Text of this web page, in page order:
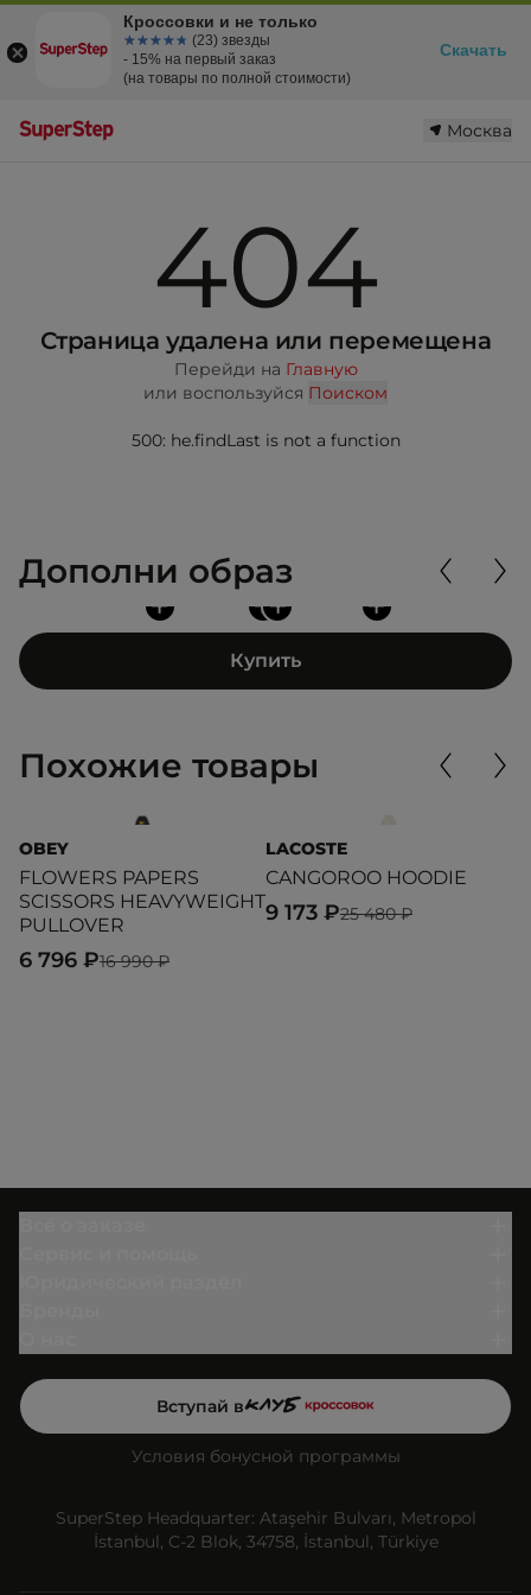
Москва
404
Страница удалена или перемещена
Перейди на Главную
или воспользуйся Поиском
500: he.findLast is not a function
Дополни образ
+
+
+ +
Купить
Похожие товары
OBEY
FLOWERS PAPERS
SCISSORS HEAVYWEIGHT
PULLOVER
16 990 ₽
6 796 ₽
LACOSTE
CANGOROO HOODIE
25 480 ₽
9 173 ₽
Вступай в
Условия бонусной программы
SuperStep Headquarter: Ataşehir Bulvarı, Metropol
İstanbul, C-2 Blok, 34758, İstanbul, Türkiye
Кроссовки и не только
☆☆☆☆☆
★★★★★ (23) звезды
- 15% на первый заказ
(на товары по полной стоимости)
Скачать